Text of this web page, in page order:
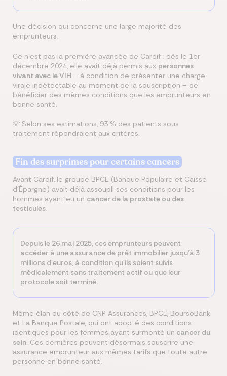
Une décision qui concerne une large majorité des
emprunteurs.
Ce n’est pas la première avancée de Cardif : dès le 1er
décembre 2024, elle avait déjà permis aux personnes
vivant avec le VIH – à condition de présenter une charge
virale indétectable au moment de la souscription – de
bénéficier des mêmes conditions que les emprunteurs en
bonne santé.
💡 Selon ses estimations, 93 % des patients sous
traitement répondraient aux critères.
Fin des surprimes pour certains cancers
Avant Cardif, le groupe BPCE (Banque Populaire et Caisse
d’Épargne) avait déjà assoupli ses conditions pour les
hommes ayant eu un cancer de la prostate ou des
testicules.
Depuis le 26 mai 2025, ces emprunteurs peuvent
accéder à une assurance de prêt immobilier jusqu’à 3
millions d’euros, à condition qu’ils soient suivis
médicalement sans traitement actif ou que leur
protocole soit terminé.
Même élan du côté de CNP Assurances, BPCE, BoursoBank
et La Banque Postale, qui ont adopté des conditions
identiques pour les femmes ayant surmonté un cancer du
sein. Ces dernières peuvent désormais souscrire une
assurance emprunteur aux mêmes tarifs que toute autre
personne en bonne santé.